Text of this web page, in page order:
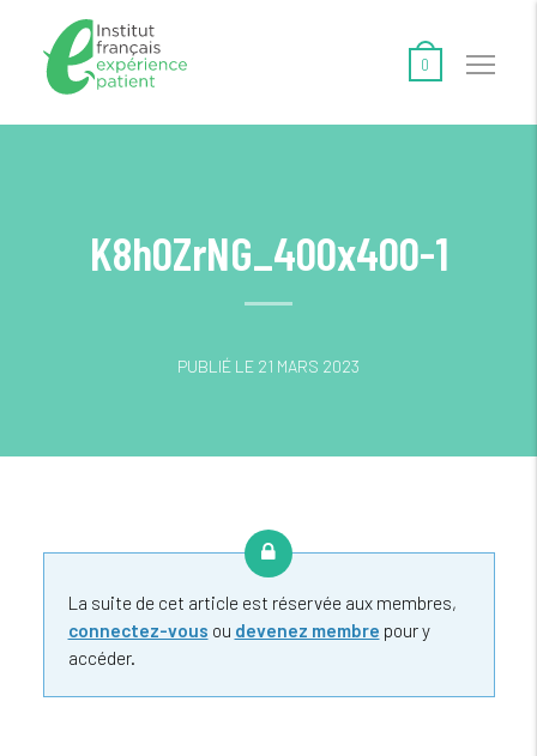
0
K8h0ZrNG_400x400-1
PUBLIÉ LE 21 MARS 2023
La suite de cet article est réservée aux membres,
connectez-vous ou devenez membre pour y
accéder.